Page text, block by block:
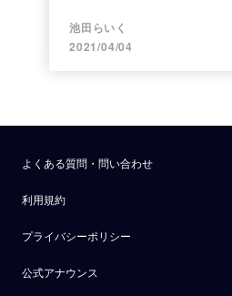
池田らいく
2021/04/04
よくある質問・問い合わせ
利用規約
プライバシーポリシー
公式アナウンス